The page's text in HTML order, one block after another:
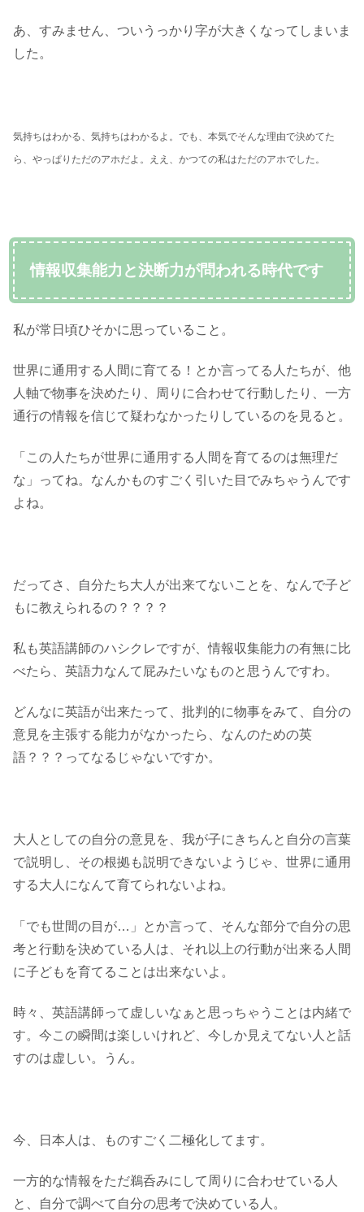
あ、すみません、ついうっかり字が大きくなってしまいま
した。
気持ちはわかる、気持ちはわかるよ。でも、本気でそんな理由で決めてた
ら、やっぱりただのアホだよ。ええ、かつての私はただのアホでした。
情報収集能力と決断力が問われる時代です
私が常日頃ひそかに思っていること。
世界に通用する人間に育てる！とか言ってる人たちが、他
人軸で物事を決めたり、周りに合わせて行動したり、一方
通行の情報を信じて疑わなかったりしているのを見ると。
「この人たちが世界に通用する人間を育てるのは無理だ
な」ってね。なんかものすごく引いた目でみちゃうんです
よね。
だってさ、自分たち大人が出来てないことを、なんで子ど
もに教えられるの？？？？
私も英語講師のハシクレですが、情報収集能力の有無に比
べたら、英語力なんて屁みたいなものと思うんですわ。
どんなに英語が出来たって、批判的に物事をみて、自分の
意見を主張する能力がなかったら、なんのための英
語？？？ってなるじゃないですか。
大人としての自分の意見を、我が子にきちんと自分の言葉
で説明し、その根拠も説明できないようじゃ、世界に通用
する大人になんて育てられないよね。
「でも世間の目が…」とか言って、そんな部分で自分の思
考と行動を決めている人は、それ以上の行動が出来る人間
に子どもを育てることは出来ないよ。
時々、英語講師って虚しいなぁと思っちゃうことは内緒で
す。今この瞬間は楽しいけれど、今しか見えてない人と話
すのは虚しい。うん。
今、日本人は、ものすごく二極化してます。
一方的な情報をただ鵜呑みにして周りに合わせている人
と、自分で調べて自分の思考で決めている人。